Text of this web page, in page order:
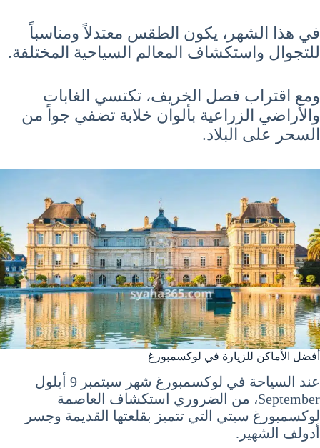
في هذا الشهر، يكون الطقس معتدلاً ومناسباً
للتجوال واستكشاف المعالم السياحية المختلفة.
ومع اقتراب فصل الخريف، تكتسي الغابات
والأراضي الزراعية بألوان خلابة تضفي جواً من
السحر على البلاد.
أفضل الأماكن للزيارة في لوكسمبورغ
عند السياحة في لوكسمبورغ شهر سبتمبر 9 أيلول
September، من الضروري استكشاف العاصمة
لوكسمبورغ سيتي التي تتميز بقلعتها القديمة وجسر
أدولف الشهير.